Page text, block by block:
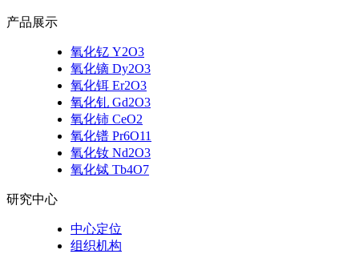
产品展示
氧化钇 Y2O3
氧化镝 Dy2O3
氧化铒 Er2O3
氧化钆 Gd2O3
氧化铈 CeO2
氧化镨 Pr6O11
氧化钕 Nd2O3
氧化铽 Tb4O7
研究中心
中心定位
组织机构